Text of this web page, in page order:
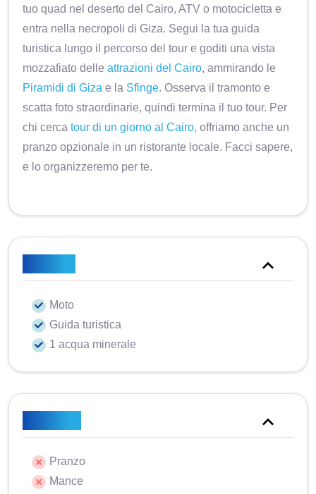
tuo quad nel deserto del Cairo, ATV o motocicletta e
entra nella necropoli di Giza. Segui la tua guida
turistica lungo il percorso del tour e goditi una vista
mozzafiato delleattrazioni del Cairo, ammirando le
Piramidi di Giza e la Sfinge. Osserva il tramonto e
scatta foto straordinarie, quindi termina il tuo tour. Per
chi cercatour di un giorno al Cairo, offriamo anche un
pranzo opzionale in un ristorante locale. Facci sapere,
e lo organizzeremo per te.
Moto
Guida turistica
1 acqua minerale
Pranzo
Mance